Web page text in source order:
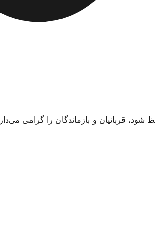
قربانیان و بازماندگان را گرامی